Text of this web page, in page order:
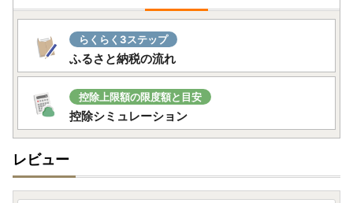
らくらく3ステップ
ふるさと納税の流れ
控除上限額の限度額と目安
控除シミュレーション
レビュー